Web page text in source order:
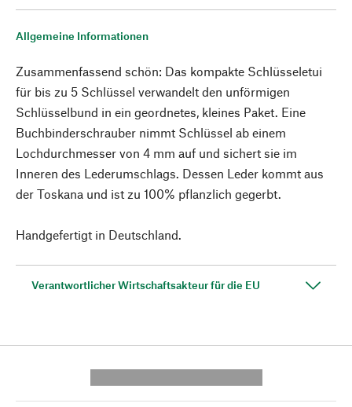
Allgemeine Informationen
Zusammenfassend schön: Das kompakte Schlüsseletui
für bis zu 5 Schlüssel verwandelt den unförmigen
Schlüsselbund in ein geordnetes, kleines Paket. Eine
Buchbinderschrauber nimmt Schlüssel ab einem
Lochdurchmesser von 4 mm auf und sichert sie im
Inneren des Lederumschlags. Dessen Leder kommt aus
der Toskana und ist zu 100% pflanzlich gegerbt.
Handgefertigt in Deutschland.
Verantwortlicher Wirtschaftsakteur für die EU